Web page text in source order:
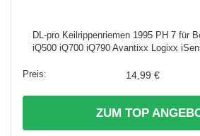
DL-pro Keilrippenriemen 1995 PH 7 für
iQ500 iQ700 iQ790 Avantixx Logixx
14,99 €
ZUM TOP